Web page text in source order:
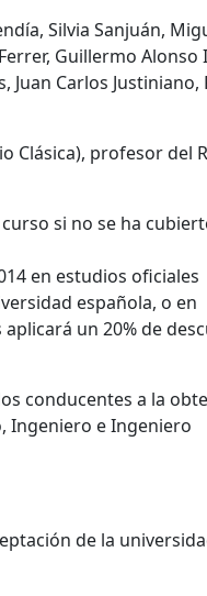
Silvia Sanjuán,
Guillermo Alonso
Juan Carlos Justiniano,
Clásica), profesor del
si no se ha
en estudios oficiales
española, o en
un 20% de
conducentes a la
Ingeniero e Ingeniero
de la